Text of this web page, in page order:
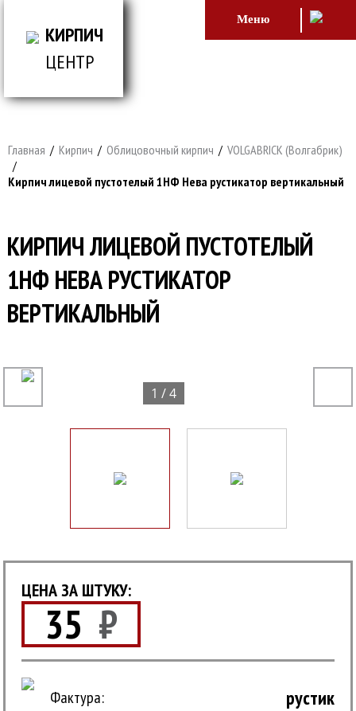
КИРПИЧ
ЦЕНТР
Меню
Главная / Кирпич / Облицовочный кирпич / VOLGABRICK (Волгабрик)
/
Кирпич лицевой пустотелый 1НФ Нева рустикатор вертикальный
КИРПИЧ ЛИЦЕВОЙ ПУСТОТЕЛЫЙ
1НФ НЕВА РУСТИКАТОР
ВЕРТИКАЛЬНЫЙ
1 / 4
ЦЕНА ЗА ШТУКУ:
35 ₽
Фактура: рустик